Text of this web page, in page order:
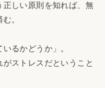
しい原則を知れば、無
。
るかどうか」。
ストレスだということ